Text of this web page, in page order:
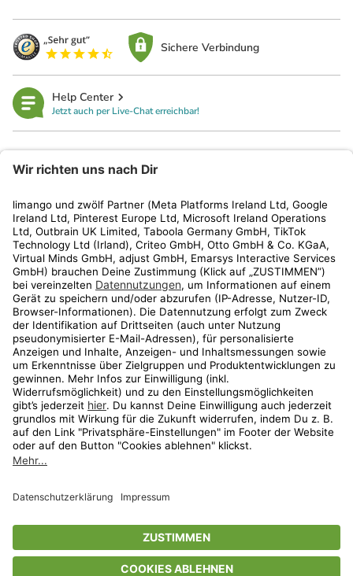
Sichere Verbindung
Help Center
Jetzt auch per Live-Chat erreichbar!
Kundenservice
Shop
Aktionen
Travel
* Streichpreise entsprechen der unverbindlichen Preisempfehlung des
Herstellers. Prozentangaben beziehen sich auf den Streichpreis.